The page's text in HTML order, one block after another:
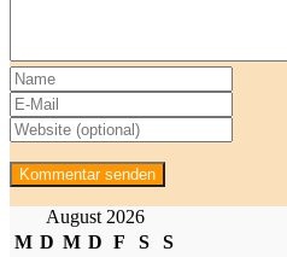
August 2026
M D M D F S
S